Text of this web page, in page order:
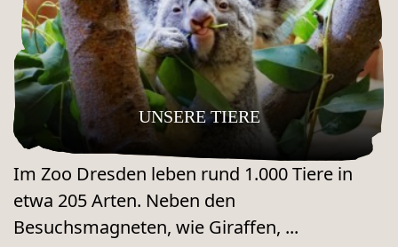
UNSERE TIERE
Im Zoo Dresden leben rund 1.000 Tiere in
etwa 205 Arten. Neben den
Besuchsmagneten, wie Giraffen, ...